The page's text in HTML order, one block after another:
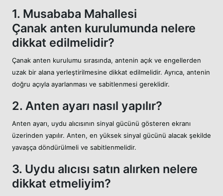
1. Musababa Mahallesi
Çanak anten kurulumunda nelere
dikkat edilmelidir?
Çanak anten kurulumu sırasında, antenin açık ve engellerden
uzak bir alana yerleştirilmesine dikkat edilmelidir. Ayrıca, antenin
doğru açıyla ayarlanması ve sabitlenmesi gereklidir.
2. Anten ayarı nasıl yapılır?
Anten ayarı, uydu alıcısının sinyal gücünü gösteren ekranı
üzerinden yapılır. Anten, en yüksek sinyal gücünü alacak şekilde
yavaşça döndürülmeli ve sabitlenmelidir.
3. Uydu alıcısı satın alırken nelere
dikkat etmeliyim?